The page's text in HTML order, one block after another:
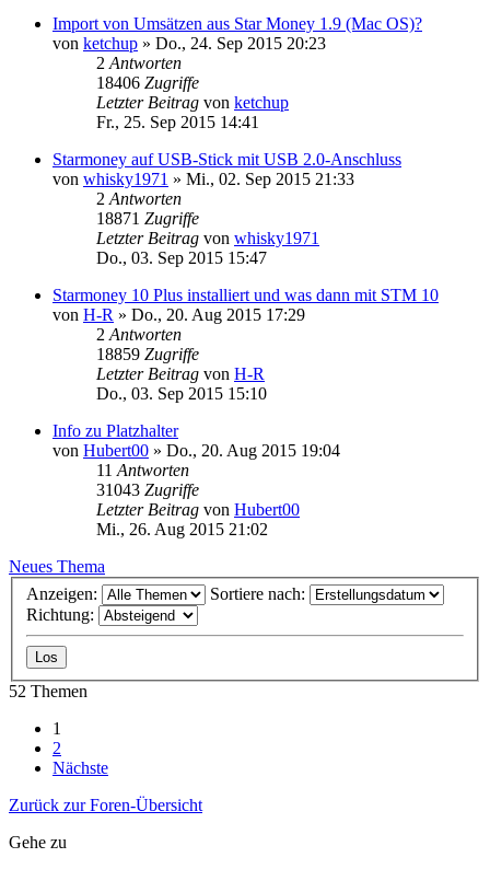
Import von Umsätzen aus Star Money 1.9 (Mac OS)?
von ketchup » Do., 24. Sep 2015 20:23
2 Antworten
18406 Zugriffe
Letzter Beitrag von ketchup
Fr., 25. Sep 2015 14:41
Starmoney auf USB-Stick mit USB 2.0-Anschluss
von whisky1971 » Mi., 02. Sep 2015 21:33
2 Antworten
18871 Zugriffe
Letzter Beitrag von whisky1971
Do., 03. Sep 2015 15:47
Starmoney 10 Plus installiert und was dann mit STM 10
von H-R » Do., 20. Aug 2015 17:29
2 Antworten
18859 Zugriffe
Letzter Beitrag von H-R
Do., 03. Sep 2015 15:10
Info zu Platzhalter
von Hubert00 » Do., 20. Aug 2015 19:04
11 Antworten
31043 Zugriffe
Letzter Beitrag von Hubert00
Mi., 26. Aug 2015 21:02
Neues Thema
Anzeigen:
Sortiere nach:
Richtung:
52 Themen
1
2
Nächste
Zurück zur Foren-Übersicht
Gehe zu